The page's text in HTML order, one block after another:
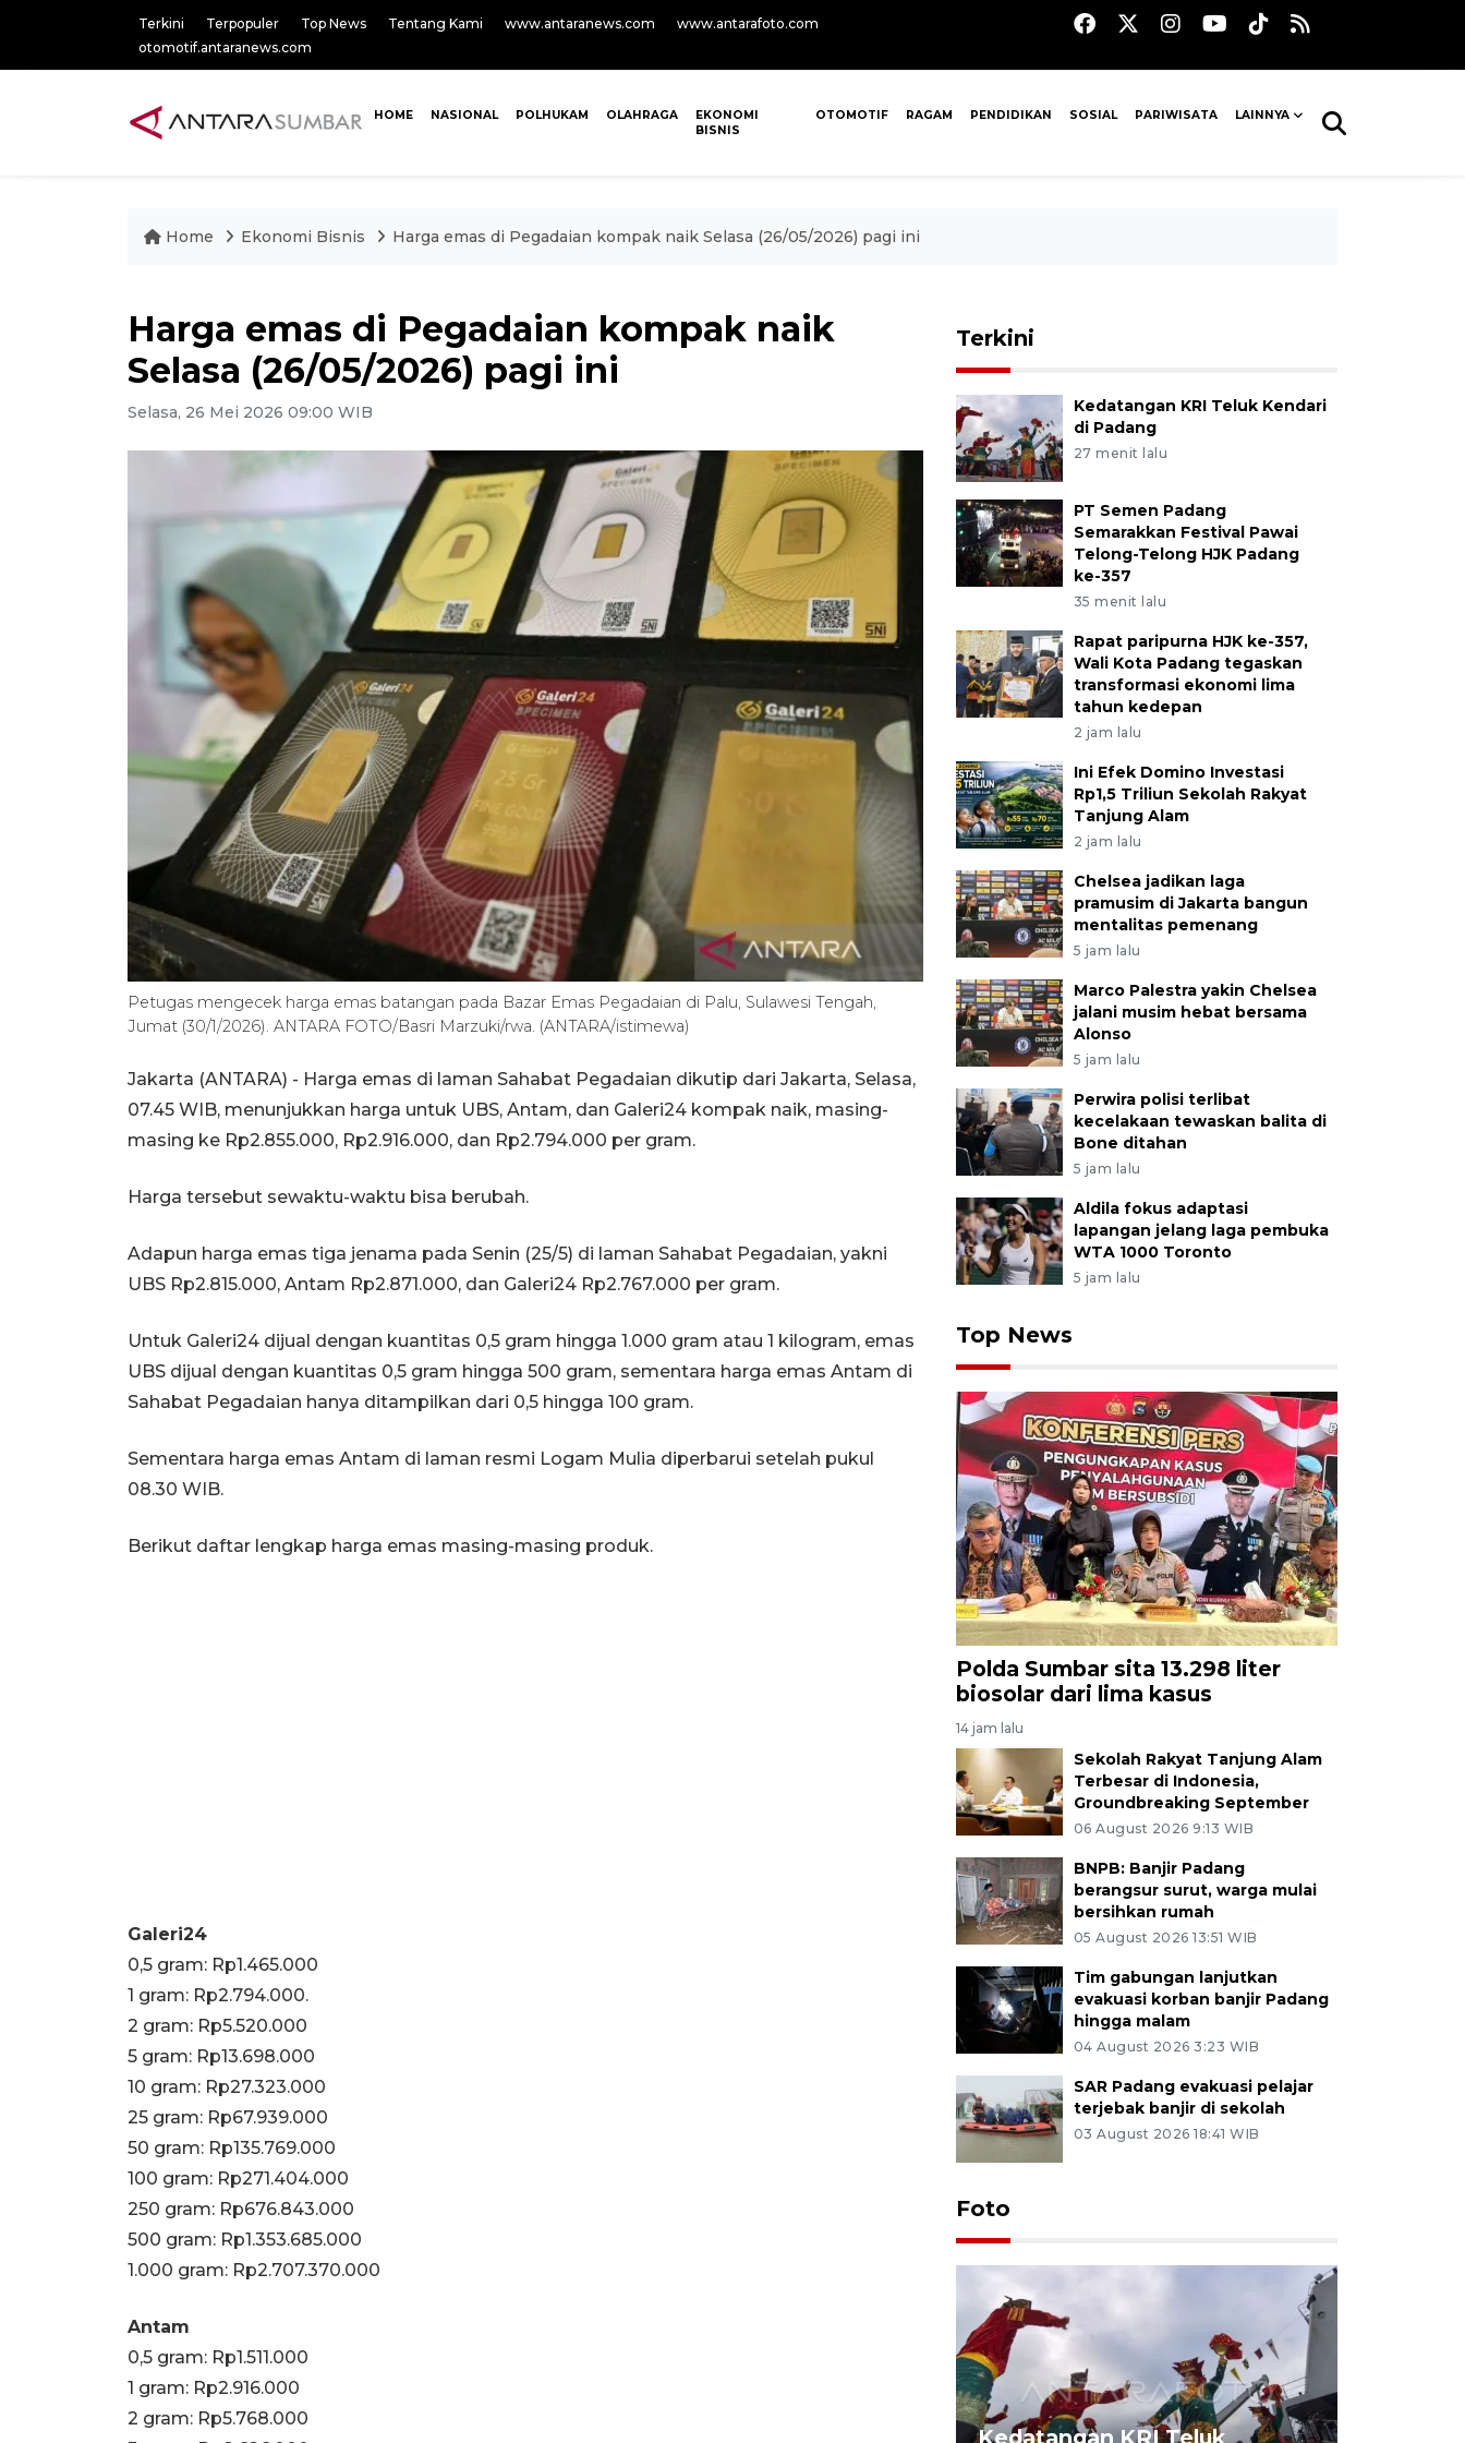
Terkini Terpopuler Top News Tentang Kami www.antaranews.com
www.antarafoto.com
otomotif.antaranews.com
HOME NASIONAL POLHUKAM OLAHRAGA
EKONOMI
BISNIS
OTOMOTIF RAGAM PENDIDIKAN SOSIAL PARIWISATA LAINNYA
Home Ekonomi Bisnis Harga emas di Pegadaian kompak naik Selasa (26/05/2026) pagi ini
Harga emas di Pegadaian kompak naik
Selasa (26/05/2026) pagi ini
Selasa, 26 Mei 2026 09:00 WIB
Petugas mengecek harga emas batangan pada Bazar Emas Pegadaian di Palu, Sulawesi Tengah,
Jumat (30/1/2026). ANTARA FOTO/Basri Marzuki/rwa. (ANTARA/istimewa)
Jakarta (ANTARA) - Harga emas di laman Sahabat Pegadaian dikutip dari Jakarta, Selasa,
07.45 WIB, menunjukkan harga untuk UBS, Antam, dan Galeri24 kompak naik, masing-
masing ke Rp2.855.000, Rp2.916.000, dan Rp2.794.000 per gram.
Harga tersebut sewaktu-waktu bisa berubah.
Adapun harga emas tiga jenama pada Senin (25/5) di laman Sahabat Pegadaian, yakni
UBS Rp2.815.000, Antam Rp2.871.000, dan Galeri24 Rp2.767.000 per gram.
Untuk Galeri24 dijual dengan kuantitas 0,5 gram hingga 1.000 gram atau 1 kilogram, emas
UBS dijual dengan kuantitas 0,5 gram hingga 500 gram, sementara harga emas Antam di
Sahabat Pegadaian hanya ditampilkan dari 0,5 hingga 100 gram.
Sementara harga emas Antam di laman resmi Logam Mulia diperbarui setelah pukul
08.30 WIB.
Berikut daftar lengkap harga emas masing-masing produk.
Galeri24
0,5 gram: Rp1.465.000
1 gram: Rp2.794.000.
‎2 gram: Rp5.520.000
‎5 gram: Rp13.698.000
‎10 gram: Rp27.323.000
‎25 gram: Rp67.939.000
‎50 gram: Rp135.769.000
‎100 gram: Rp271.404.000
‎250 gram: Rp676.843.000
‎500 gram: Rp1.353.685.000
‎1.000 gram: Rp2.707.370.000
Antam
0,5 gram: Rp1.511.000
‎1 gram: Rp2.916.000
‎2 gram: Rp5.768.000
Terkini
Kedatangan KRI Teluk Kendari
di Padang
27 menit lalu
PT Semen Padang
Semarakkan Festival Pawai
Telong-Telong HJK Padang
ke-357
35 menit lalu
Rapat paripurna HJK ke-357,
Wali Kota Padang tegaskan
transformasi ekonomi lima
tahun kedepan
2 jam lalu
Ini Efek Domino Investasi
Rp1,5 Triliun Sekolah Rakyat
Tanjung Alam
2 jam lalu
Chelsea jadikan laga
pramusim di Jakarta bangun
mentalitas pemenang
5 jam lalu
Marco Palestra yakin Chelsea
jalani musim hebat bersama
Alonso
5 jam lalu
Perwira polisi terlibat
kecelakaan tewaskan balita di
Bone ditahan
5 jam lalu
Aldila fokus adaptasi
lapangan jelang laga pembuka
WTA 1000 Toronto
5 jam lalu
Top News
Polda Sumbar sita 13.298 liter
biosolar dari lima kasus
14 jam lalu
Sekolah Rakyat Tanjung Alam
Terbesar di Indonesia,
Groundbreaking September
06 August 2026 9:13 WIB
BNPB: Banjir Padang
berangsur surut, warga mulai
bersihkan rumah
05 August 2026 13:51 WIB
Tim gabungan lanjutkan
evakuasi korban banjir Padang
hingga malam
04 August 2026 3:23 WIB
SAR Padang evakuasi pelajar
terjebak banjir di sekolah
03 August 2026 18:41 WIB
Foto